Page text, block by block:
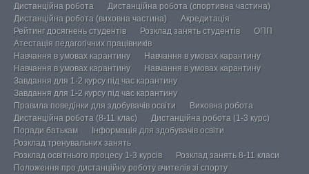
Дистанційна робота
Дистанційна робота (спортивна частина)
Дистанційна робота (виховна частина)
Акредитація
Рейтинг досягнень студентів
Розклад занять студентів
ОПП
Атестація педагогічних працівників
Навчання в умовах карантину
Навчання в умовах карантину
Навчання в умовах карантину
Навчання в умовах карантину
Завдання для 1-2 курсу під час карантину
Завдання для 1-2 курсу під час карантину
Правила поведінки для здобувачів освіти
Виховна робота
Дистанційна робота (8-11 клас)
Дистанційна робота (1-3 курс)
Поради батькам
Інформація для здобувачів освіти
Розклад тренувальних занять
Розклад освітнього процесу 1-3 курсів
Розклад занять 8-11 класи
Положення про дистанційну роботу вчителів зі спорту